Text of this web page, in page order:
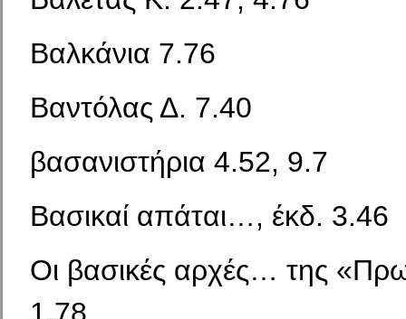
Βαλκάνια 7.76
Βαντόλας Δ. 7.40
βασανιστήρια 4.52, 9.7
Βασικαί απάται…, έκδ. 3.46
Οι βασικές αρχές… της